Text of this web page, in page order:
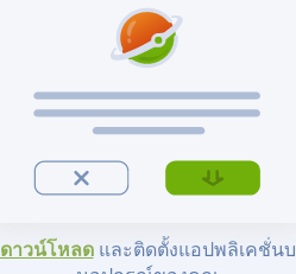
ดาวน์โหลดและติดตั้งแอปพลิเคชั่นบ